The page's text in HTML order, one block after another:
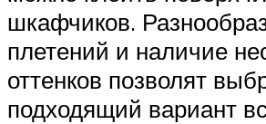
шкафчиков.
плетений и наличие
оттенков позволят
подходящий вариант